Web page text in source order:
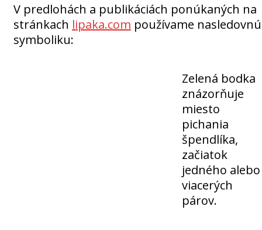
V predlohách a publikáciách ponúkaných na
stránkach lipaka.com používame nasledovnú
symboliku:
Zelená bodka
znázorňuje
miesto
pichania
špendlíka,
začiatok
jedného alebo
viacerých
párov.